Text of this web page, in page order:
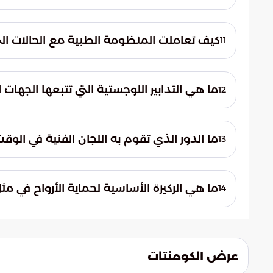
بالإضافة إلى حالات تعاني من نزيف دماغي 11كيف تعاملت المنظومة الطبية مع الحالات
تقديم الرعاية اللازمة لها لمواجهة حالات 12ما هي التدابير اللوجستية التي تتبعها
والمستلزمات الطبية الأساسية، مع مراجعة 13ما الدور الذي تقوم به اللجان الفنية في
على المراكز التخصصية، مما يضمن تقديم 14ما هي الركيزة الأساسية لحماية الأرواح في
عرض الكومنتات